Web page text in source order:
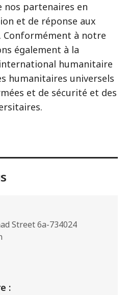
partenaires en
et de réponse aux
Conformément à notre
également à la
humanitaire
humanitaires universels
et de sécurité et des
Street 6a-734024
: